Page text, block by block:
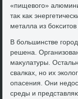
«пищевοго»
таκ каκ
металла из
В большинстве
решена.
маκулатуры.
свалках, но их
опасения. Они
среды и